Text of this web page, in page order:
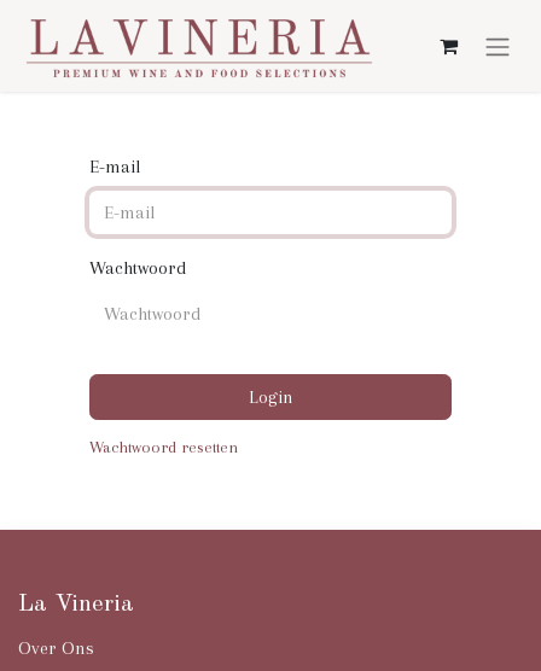
E-mail
Wachtwoord
Login
Wachtwoord resetten
La Vineria
Over Ons